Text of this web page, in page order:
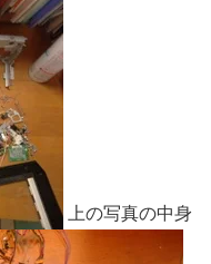
上の写真の中身